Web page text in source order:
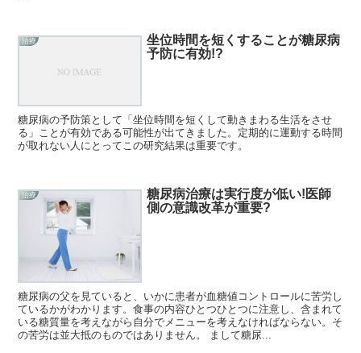
治療
坐位時間を短くすることが糖尿病
予防に有効!?
糖尿病の予防策として「坐位時間を短くして動きまわる生活をさせ
る」ことが有効である可能性が出てきました。定期的に運動する時間
が取れない人にとってこの研究結果は重要です。
治療
糖尿病治療は実行度が低い!医師
側の意識改革が重要?
糖尿病の父を見ていると、いかに患者が血糖値コントロールに苦労し
ているかがわかります。食事の内容ひとつひとつに注意し、含まれて
いる糖質量を考えながら自分でメニューを考えなければならない。そ
の苦労は並大抵のものではありません。 まして糖尿...